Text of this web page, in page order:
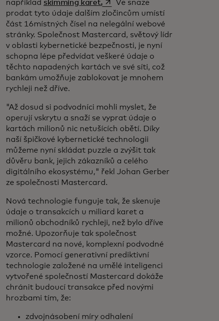
například skimming karet.opens in a new tab
Ve snaze
prodat tyto údaje dalším zločincům umístí
část 16místných čísel na nelegální webové
stránky. Společnost Mastercard, světový lídr
v oblasti kybernetické bezpečnosti, je nyní
schopna lépe předvídat veškeré údaje o
těchto napadených kartách ve své síti, což
bankám umožňuje zablokovat je mnohem
rychleji než dříve.
"Až dosud si podvodníci mohli myslet, že
operují vskrytu a snaží se vyprat údaje o
kartách milionů nic netušících obětí. Díky
naší špičkové kybernetické technologii
můžeme nyní skládat puzzle a zvýšit tak
důvěru bank, jejich zákazníků a celého
digitálního ekosystému," řekl Johan Gerber
ze společnosti Mastercard.
Nová technologie funguje tak, že skenuje
údaje o transakcích u miliard karet a
milionů obchodníků rychleji, než bylo dříve
možné. Upozorňuje tak společnost
Mastercard na nové, komplexní podvodné
vzorce. Pomocí generativní prediktivní
technologie založené na umělé inteligenci
vytvořené společností Mastercard dokáže
chránit budoucí transakce před novými
hrozbami tím, že:
zdvojnásobení míry odhalení